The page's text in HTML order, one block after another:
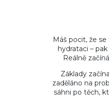
Máš pocit, že
hydrataci –
Reálně
Základy
zaděláno na
sáhni po těch,